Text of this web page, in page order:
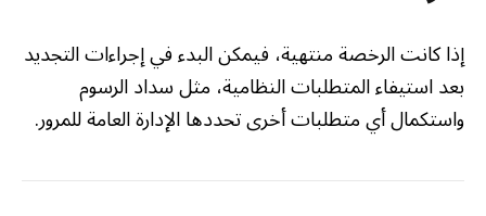
إذا كانت الرخصة منتهية، فيمكن البدء في إجراءات التجديد
بعد استيفاء المتطلبات النظامية، مثل سداد الرسوم
واستكمال أي متطلبات أخرى تحددها الإدارة العامة للمرور.